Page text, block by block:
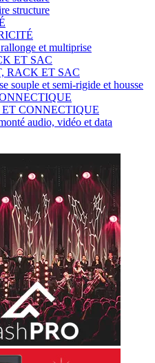
structure
et multiprise
ET SAC
RACK ET SAC
souple et semi-rigide et housse
CONNECTIQUE
audio, vidéo et data